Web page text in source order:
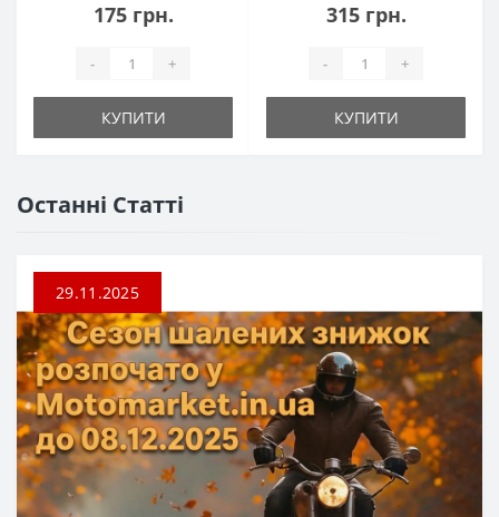
175 грн.
- +
КУПИТИ
315 грн.
- +
КУПИТИ
Останні Статті
29.11.2025